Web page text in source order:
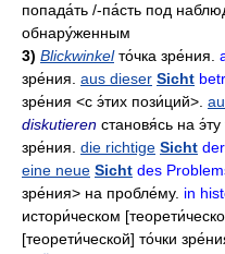
попада́ть /-па́сть под
обнару́женным
3) Blickwinkel то́чка зре́ния
зре́ния aus dieser Sicht
зре́ния <с э́тих пози́ций>.
diskutieren становя́сь на э́ту
зре́ния die richtige Sicht
eine neue Sicht des
зре́ния> на пробле́му. in
истори́ческом
[теорети́ческой] то́чки